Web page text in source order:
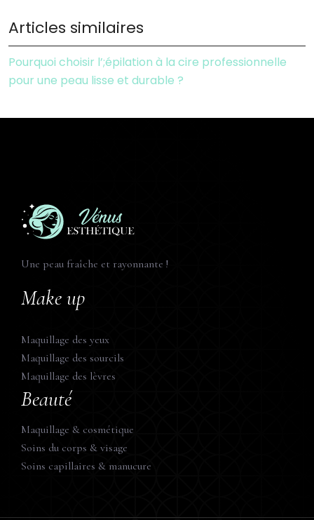
Articles similaires
Pourquoi choisir l’;épilation à la cire professionnelle
pour une peau lisse et durable ?
Une peau fraîche et rayonnante !
Make up
Maquillage des yeux
Maquillage des sourcils
Maquillage des lèvres
Beauté
Maquillage & cosmétique
Soins du corps & visage
Soins capillaires & manucure